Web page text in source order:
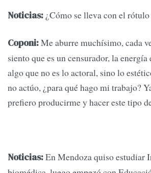
Noticias: ¿Cómo se lleva con el rótulo
Coponi:Me aburre muchísimo, cada
siento que es un censurador, la energía
algo que no es lo actoral, sino lo
no actúo, ¿para qué hago mi trabajo?
prefiero producirme y hacer este tipo
Noticias:En Mendoza quiso estudiar